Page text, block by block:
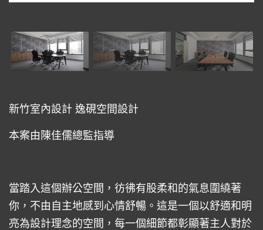
新竹室內設計 逸硯空間設計
本案由陳佳儒總監指導
當踏入這個辦公空間，彷彿有股柔和的氣息圍繞著
你，不由自主地感到心情舒暢。這是一個以舒適和明
亮為設計理念的空間，每一個細節都彰顯著主人對於